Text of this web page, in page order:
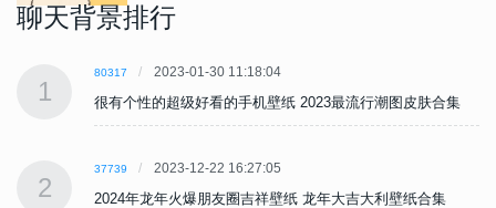
聊天背景排行
1
80317 2023-01-30 11:18:04
很有个性的超级好看的手机壁纸 2023最流行潮图皮肤合集
2
37739 2023-12-22 16:27:05
2024年龙年火爆朋友圈吉祥壁纸 龙年大吉大利壁纸合集